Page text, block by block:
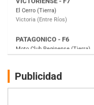
Moto Club Reginense (Tierra)
Gral. E. Godoy (Río Negro)
Juventud Unida (Tierra)
Humboldt (Santa Fe)
Ciudad de Avellaneda (Asfalto)
Avellaneda (Santa Fe)
Publicidad